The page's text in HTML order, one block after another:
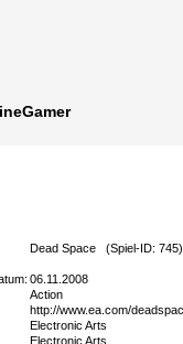
Dead Space (Spiel-ID: 745)
06.11.2008
Action
http://www.ea.com/
Electronic Arts
Electronic Arts